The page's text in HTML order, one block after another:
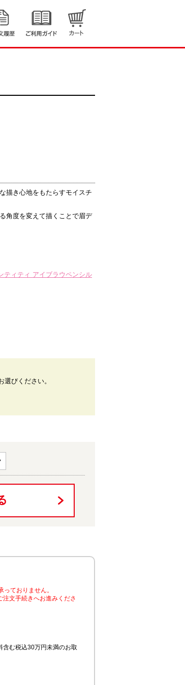
描き心地をもたらすモイスチ
角度を変えて描くことで眉デ
ティティ アイブラウペンシル
びください。
ておりません。
文手続きへお進みくださ
む税込30万円未満のお取